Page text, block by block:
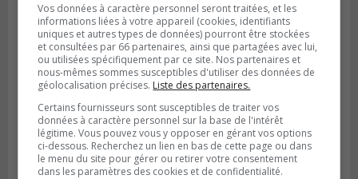
Vos données à caractère personnel seront traitées, et les
informations liées à votre appareil (cookies, identifiants
uniques et autres types de données) pourront être stockées
et consultées par 66 partenaires, ainsi que partagées avec lui,
ou utilisées spécifiquement par ce site. Nos partenaires et
nous-mêmes sommes susceptibles d'utiliser des données de
géolocalisation précises. Liste des partenaires.
Certains fournisseurs sont susceptibles de traiter vos
données à caractère personnel sur la base de l'intérêt
légitime. Vous pouvez vous y opposer en gérant vos options
ci-dessous. Recherchez un lien en bas de cette page ou dans
le menu du site pour gérer ou retirer votre consentement
dans les paramètres des cookies et de confidentialité.